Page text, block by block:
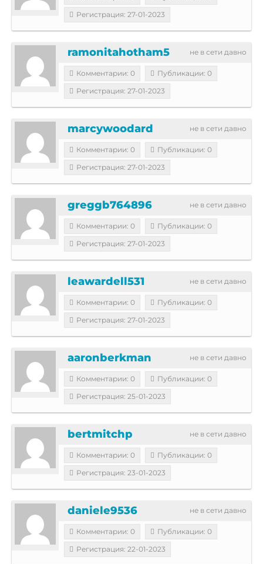
Регистрация: 27-01-2023
не в сети давно
ramonitahotham5
Комментарии: 0
Публикации: 0
Регистрация: 27-01-2023
не в сети давно
marcywoodard
Комментарии: 0
Публикации: 0
Регистрация: 27-01-2023
не в сети давно
greggb764896
Комментарии: 0
Публикации: 0
Регистрация: 27-01-2023
не в сети давно
leawardell531
Комментарии: 0
Публикации: 0
Регистрация: 27-01-2023
не в сети давно
aaronberkman
Комментарии: 0
Публикации: 0
Регистрация: 25-01-2023
не в сети давно
bertmitchp
Комментарии: 0
Публикации: 0
Регистрация: 23-01-2023
не в сети давно
daniele9536
Комментарии: 0
Публикации: 0
Регистрация: 22-01-2023